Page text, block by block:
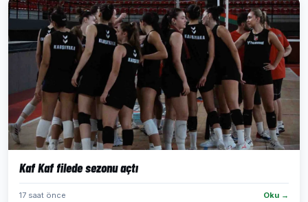
Kaf Kaf filede sezonu açtı
17 saat önce Oku →